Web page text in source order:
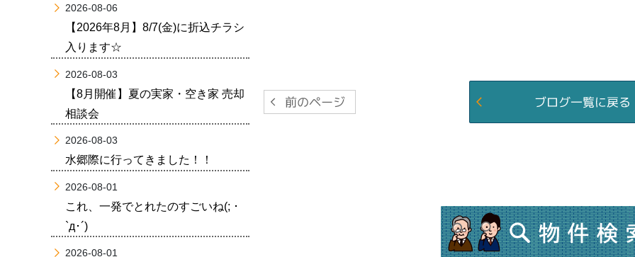
2026-08-06
【2026年8月】8/7(金)に折込チラシ
入ります☆
2026-08-03
【8月開催】夏の実家・空き家 売却
相談会
2026-08-03
水郷際に行ってきました！！
2026-08-01
これ、一発でとれたのすごいね(; ･
`д･´)
2026-08-01